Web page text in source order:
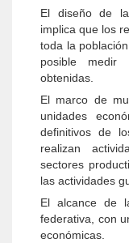
El diseño de
implica que los
toda la
posible medir
obtenidas.
El marco de
unidades
definitivos de
realizan
sectores
las actividades
El alcance de
federativa, con
económicas.